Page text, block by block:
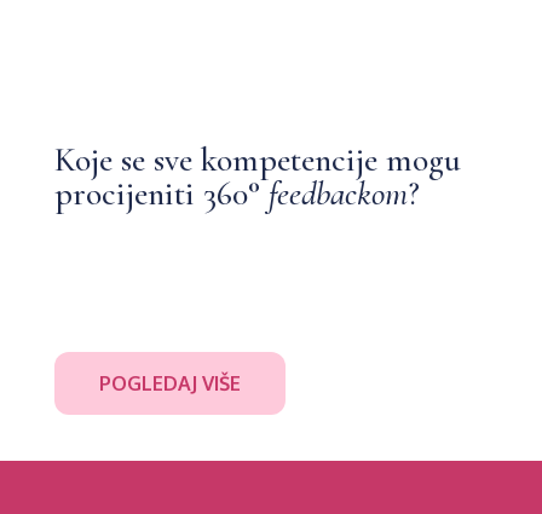
Koje se sve kompetencije mogu
procijeniti 360°feedbackom?
POGLEDAJ VIŠE